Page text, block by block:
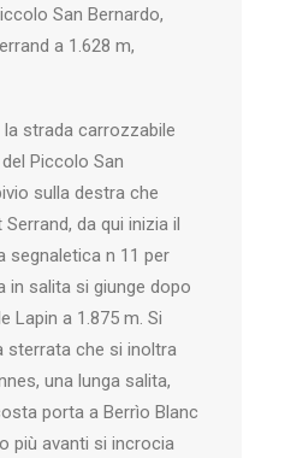
San Bernardo,
a 1.628 m,
la strada carrozzabile
Piccolo San
sulla destra che
da qui inizia il
segnaletica n 11 per
in salita si giunge dopo
Lapin a 1.875 m. Si
sterrata che si inoltra
una lunga salita,
porta a Berrìo Blanc
più avanti si incrocia